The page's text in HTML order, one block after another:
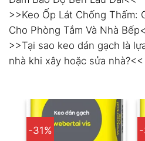
>>Keo Ốp Lát Chống Thấm:
Cho Phòng Tắm Và Nhà
>>Tại sao keo dán gạch là
nhà khi xây hoặc sửa nhà?<<
-31% -